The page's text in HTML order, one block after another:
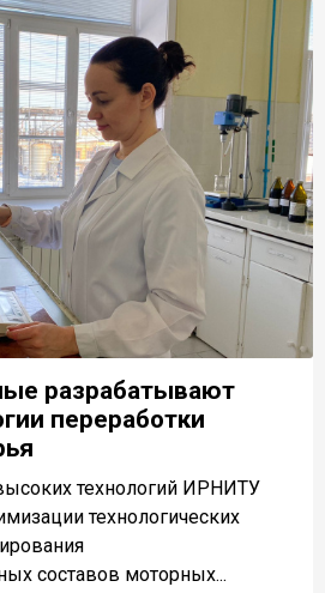
разрабатывают
переработки
технологий ИРНИТУ
технологических
составов моторных...